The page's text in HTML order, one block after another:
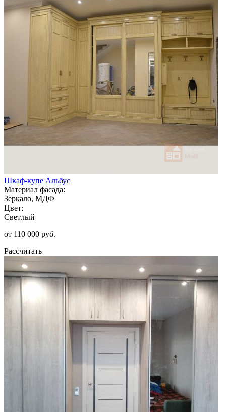
Шкаф-купе Альбус
Материал фасада:
Зеркало, МДФ
Цвет:
Светлый
от 110 000 руб.
Рассчитать